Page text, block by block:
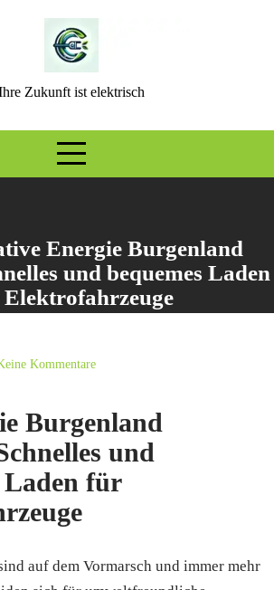
Zukunft ist elektrisch
Energie Burgenland
und bequemes Laden
Kommentare
Burgenland
und
Laden für
auf dem Vormarsch und immer mehr